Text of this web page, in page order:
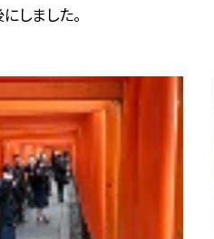
しました。